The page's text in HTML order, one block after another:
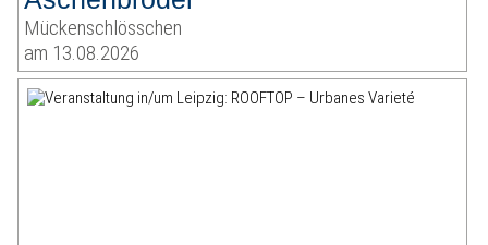
Mückenschlösschen
am 13.08.2026